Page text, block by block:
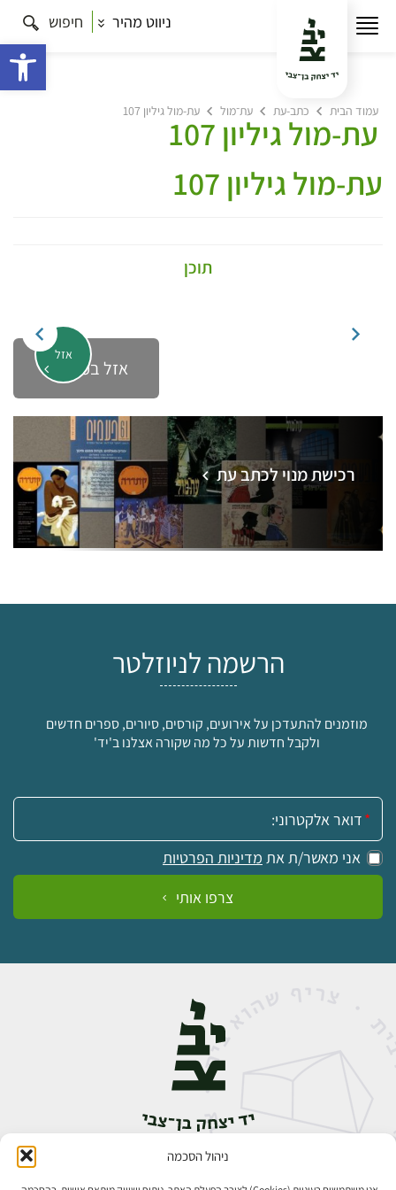
ניהול הסכמה
ניווט מהיר חיפוש
עמוד הבית כתב-עת עת־מול עת-מול גיליון 107
עת-מול גיליון 107
עת-מול גיליון 107
תוכן
אזל
אזל במלאי
רכישת מנוי לכתב עת
הרשמה לניוזלטר
מוזמנים להתעדכן על אירועים, קורסים, סיורים, ספרים חדשים
ולקבל חדשות על כל מה שקורה אצלנו ב'יד'
אימייל:
אני מאשר/ת את מדיניות הפרטיות
צרפו אותי
אבן גבירול 14, רחביה, ירושלים